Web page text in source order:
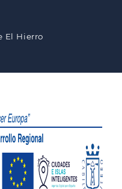
El Hierro